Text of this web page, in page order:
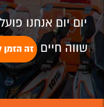
יום יום אנחנו
שווה חיים זה